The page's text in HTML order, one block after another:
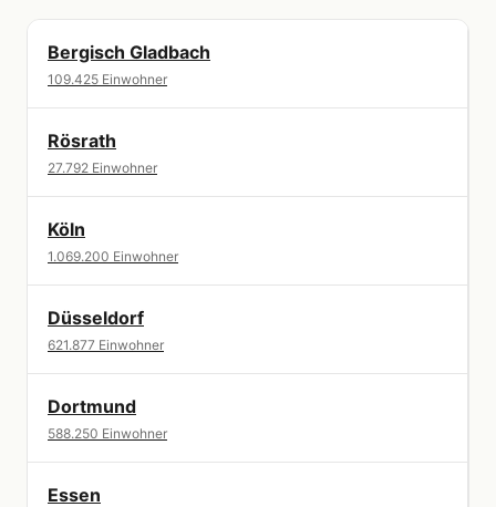
Bergisch Gladbach
109.425 Einwohner
Rösrath
27.792 Einwohner
Köln
1.069.200 Einwohner
Düsseldorf
621.877 Einwohner
Dortmund
588.250 Einwohner
Essen